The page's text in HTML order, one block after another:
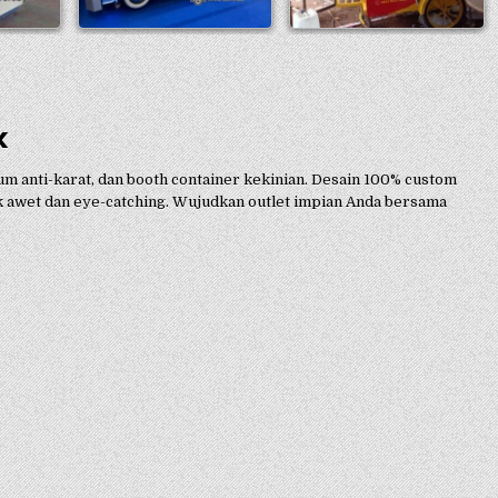
anti-karat, dan booth container kekinian. Desain 100% custom
dan eye-catching. Wujudkan outlet impian Anda bersama